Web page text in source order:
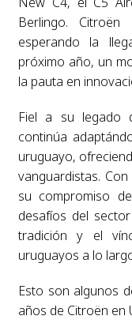
Berlingo.
esperando la
próximo año, un
la pauta en
Fiel a su legado
continúa
uruguayo,
vanguardistas.
su compromiso
desafíos del
tradición y el
uruguayos a lo
Esto son algunos
años de Citroën en